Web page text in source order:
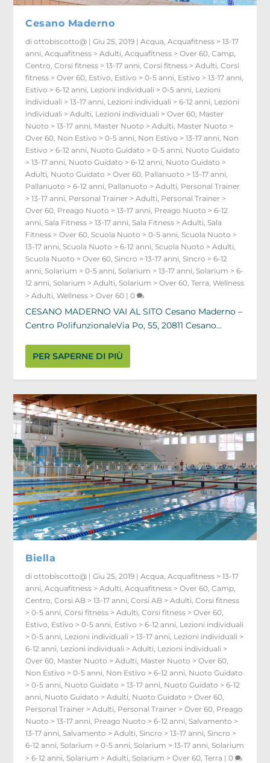
Cesano Maderno
diottobiscotto@ |Giu 25, 2019 |Acqua,Acquafitness > 13-17
anni,Acquafitness > Adulti,Acquafitness > Over 60,Camp,
Centro,Corsi fitness > 13-17 anni,Corsi fitness > Adulti,Corsi
fitness > Over 60, Estivo, Estivo > 0-5 anni, Estivo > 13-17 anni,
Estivo > 6-12 anni, Lezioni individuali > 0-5 anni, Lezioni
individuali > 13-17 anni, Lezioni individuali > 6-12 anni, Lezioni
individuali > Adulti, Lezioni individuali > Over 60, Master
Nuoto > 13-17 anni, Master Nuoto > Adulti, Master Nuoto >
Over 60, Non Estivo > 0-5 anni, Non Estivo > 13-17 anni, Non
Estivo > 6-12 anni, Nuoto Guidato > 0-5 anni, Nuoto Guidato
> 13-17 anni, Nuoto Guidato > 6-12 anni, Nuoto Guidato >
Adulti, Nuoto Guidato > Over 60, Pallanuoto > 13-17 anni,
Pallanuoto > 6-12 anni, Pallanuoto > Adulti, Personal Trainer
> 13-17 anni, Personal Trainer > Adulti, Personal Trainer >
Over 60, Preago Nuoto > 13-17 anni, Preago Nuoto > 6-12
anni,Sala Fitness > 13-17 anni,Sala Fitness > Adulti,Sala
Fitness > Over 60,Scuola Nuoto > 0-5 anni,Scuola Nuoto >
13-17 anni,Scuola Nuoto > 6-12 anni,Scuola Nuoto > Adulti,
Scuola Nuoto > Over 60,Sincro > 13-17 anni,Sincro > 6-12
anni,Solarium > 0-5 anni,Solarium > 13-17 anni,Solarium > 6-
12 anni,Solarium > Adulti,Solarium > Over 60,Terra,Wellness
> Adulti,Wellness > Over 60 |0
CESANO MADERNO VAI AL SITO Cesano Maderno –
Centro PolifunzionaleVia Po, 55, 20811 Cesano...
PER SAPERNE DI PIÙ
Biella
diottobiscotto@ |Giu 25, 2019 |Acqua ,Acquafitness > 13-17
anni ,Acquafitness > Adulti ,Acquafitness > Over 60 ,Camp
Centro ,Corsi AB > 13-17 anni ,Corsi AB > Adulti ,Corsi fitness
> 0-5 anni ,Corsi fitness > Adulti ,Corsi fitness > Over 60
Estivo Estivo > 0-5 anni Estivo > 6-12 anni Lezioni individuali
> 0-5 anni Lezioni individuali > 13-17 anni Lezioni individuali >
6-12 anni Lezioni individuali > Adulti Lezioni individuali >
Over 60 Master Nuoto > Adulti Master Nuoto > Over 60
Non Estivo > 0-5 anni Non Estivo > 6-12 anni Nuoto Guidato
> 0-5 anni Nuoto Guidato > 13-17 anni Nuoto Guidato > 6-12
anni Nuoto Guidato > Adulti Nuoto Guidato > Over 60
Personal Trainer > Adulti Personal Trainer > Over 60 Preago
Nuoto > 13-17 anni Preago Nuoto > 6-12 anni ,Salvamento >
13-17 anni ,Salvamento > Adulti ,Sincro > 13-17 anni ,Sincro >
6-12 anni ,Solarium > 0-5 anni ,Solarium > 13-17 anni ,Solarium
> 6-12 anni ,Solarium > Adulti ,Solarium > Over 60 ,Terra |0